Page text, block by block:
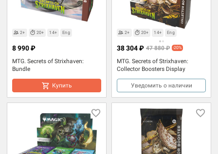
2+ 20+ 14+ Eng
MTG. Secrets of Strixhaven:
Bundle
8 990 ₽
Купить
2+ 20+ 14+ Eng
MTG. Secrets of Strixhaven:
Collector Boosters Display
38 304 ₽ 47 880 ₽ -20%
Уведомить о наличии